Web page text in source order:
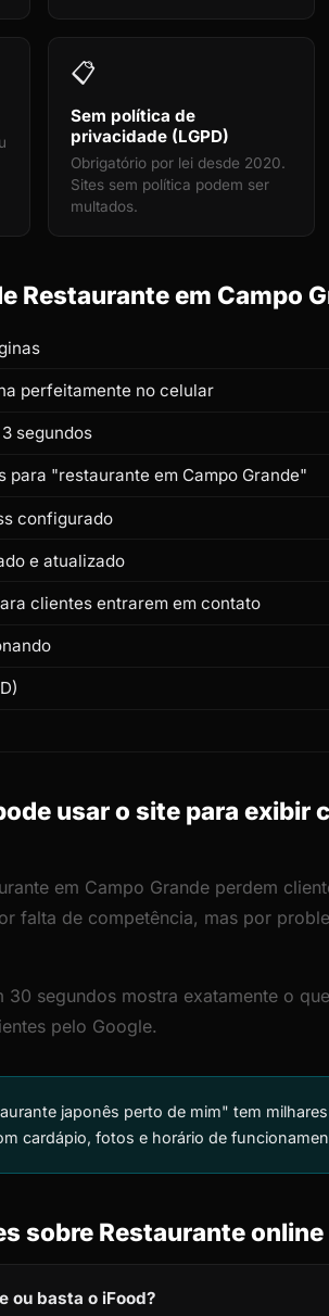
📋
Sem política de
privacidade (LGPD)
Obrigatório por lei desde 2020.
Sites sem política podem ser
multados.
Restaurante em Campo
perfeitamente no celular
segundos
para "restaurante em Campo Grande"
configurado
e atualizado
clientes entrarem em contato
usar o site para exibir
em Campo Grande perdem
falta de competência, mas por
segundos mostra exatamente o
pelo Google.
japonês perto de mim" tem
cardápio, fotos e horário de
sobre Restaurante online
ou basta o iFood?